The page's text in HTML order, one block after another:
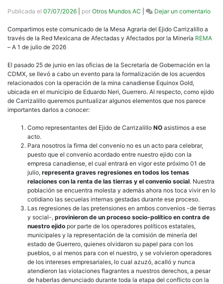
Publicada el 07/07/2026 por Otros Mundos AC Dejar un comentarioen
Ejido
la
Compartimos este comunicado de la Mesa Agraria del Ejido Carrizalillo a
través de la Red Mexicana de Afectadas y Afectados por la Minería REMA
– A 1 de julio de 2026
El pasado 25 de junio en las oficias de la Secretaría de Gobernación en la
CDMX, se llevó a cabo un evento para la formalización de los acuerdos
relacionados con la operación de la mina canadiense Equinox Gold,
ubicada en el municipio de Eduardo Neri, Guerrero. Al respecto, como ejido
de Carrizalillo queremos puntualizar algunos elementos que nos parece
importantes darlos a conocer:
Como representantes del Ejido de Carrizalillo NO asistimos a ese
acto.
Para nosotros la firma del convenio no es un acto para celebrar,
puesto que el convenio acordado entre nuestro ejido con la
empresa canadiense, el cual entrará en vigor este próximo 01 de
julio, representa graves regresiones en todos los temas
relaciones con la renta de las tierras y el convenio social. Nuestra
población se encuentra molesta y además ahora nos toca vivir en lo
cotidiano las secuelas internas gestadas durante ese proceso.
Las regresiones de las pretensiones en ambos convenios -de tierras
y social-, provinieron de un proceso socio-político en contra de
nuestro ejido por parte de los operadores políticos estatales,
municipales y la representación de la comisión de minería del
estado de Guerrero, quienes olvidaron su papel para con los
pueblos, o al menos para con el nuestro, y se volvieron operadores
de los intereses empresariales, lo cual azuzó, acalló y nunca
atendieron las violaciones flagrantes a nuestros derechos, a pesar
de haberlas denunciado durante toda la etapa del conflicto con la